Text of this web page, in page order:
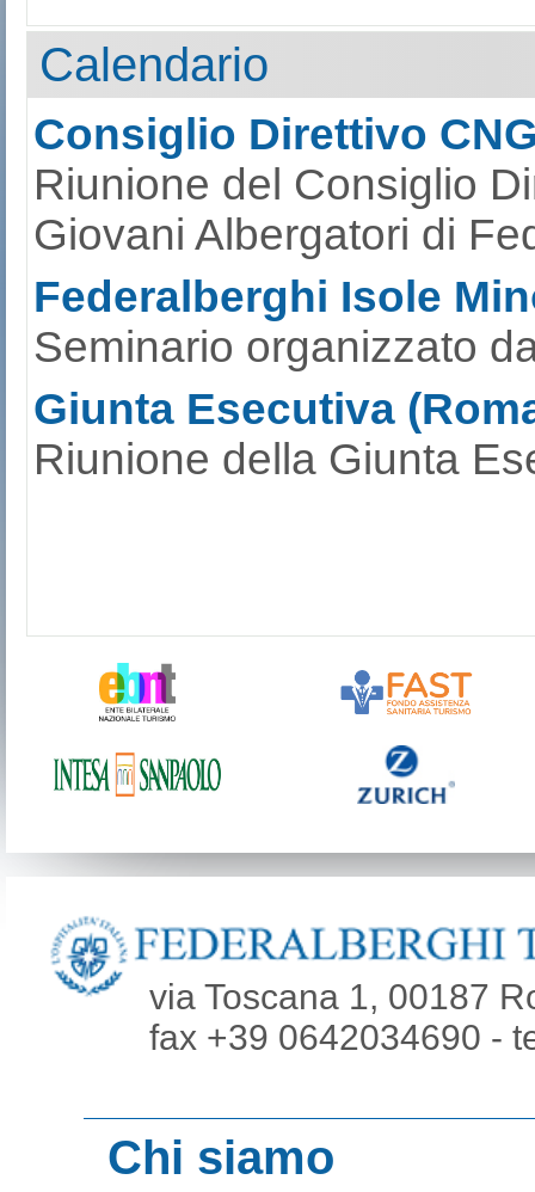
Calendario
Consiglio Direttivo
Riunione del Consiglio
Giovani Albergatori di
Federalberghi Isole
Seminario organizzato
Giunta Esecutiva
Riunione della Giunta
via Toscana 1, 00187
fax +39 0642034690 -
Chi siamo